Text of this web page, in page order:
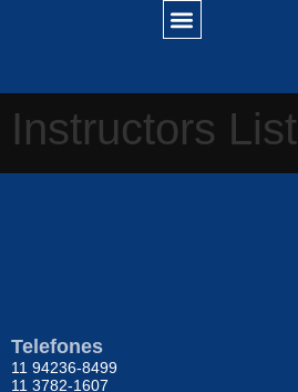
Instructors List
Telefones
11 94236-8499
11 3782-1607